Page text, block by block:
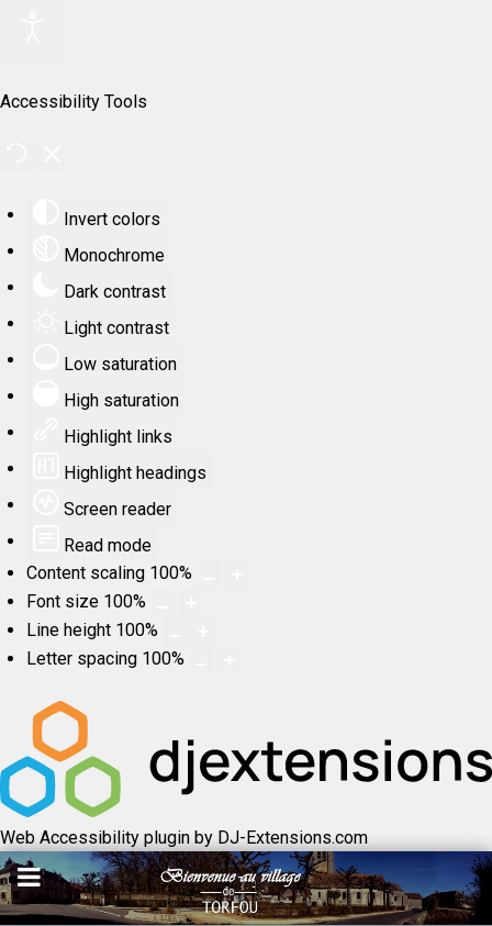
Accessibility Tools
Invert colors
Monochrome
Dark contrast
Light contrast
Low saturation
High saturation
Highlight links
Highlight headings
Screen reader
Read mode
Content scaling 100%
Font size 100%
Line height 100%
Letter spacing 100%
Web Accessibility plugin by DJ-Extensions.com